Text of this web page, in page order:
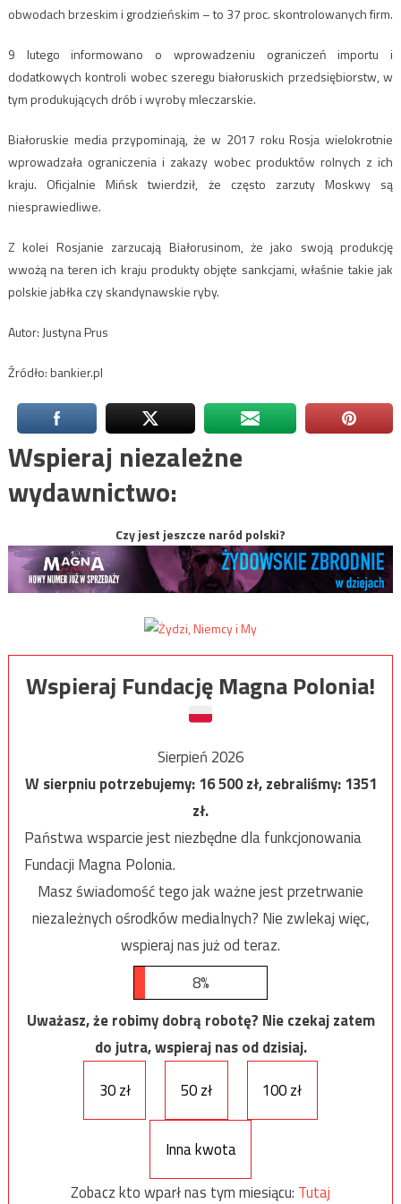
obwodach brzeskim i grodzieńskim – to 37 proc. skontrolowanych firm.
9 lutego informowano o wprowadzeniu ograniczeń importu i
dodatkowych kontroli wobec szeregu białoruskich przedsiębiorstw, w
tym produkujących drób i wyroby mleczarskie.
Białoruskie media przypominają, że w 2017 roku Rosja wielokrotnie
wprowadzała ograniczenia i zakazy wobec produktów rolnych z ich
kraju. Oficjalnie Mińsk twierdził, że często zarzuty Moskwy są
niesprawiedliwe.
Z kolei Rosjanie zarzucają Białorusinom, że jako swoją produkcję
wwożą na teren ich kraju produkty objęte sankcjami, właśnie takie jak
polskie jabłka czy skandynawskie ryby.
Autor: Justyna Prus
Źródło: bankier.pl
Wspieraj niezależne
wydawnictwo:
Czy jest jeszcze naród polski?
Wspieraj Fundację Magna Polonia!
Sierpień 2026
W sierpniu potrzebujemy:16 500zł, zebraliśmy:1351
zł.
Państwa wsparcie jest niezbędne dla funkcjonowania
Fundacji Magna Polonia.
Masz świadomość tego jak ważne jest przetrwanie
niezależnych ośrodków medialnych? Nie zwlekaj więc,
wspieraj nas już od teraz.
8%
Uważasz, że robimy dobrą robotę? Nie czekaj zatem
do jutra, wspieraj nas od dzisiaj.
30 zł
50 zł 100 zł
Inna kwota
Zobacz kto wparł nas tym miesiącu: Tutaj